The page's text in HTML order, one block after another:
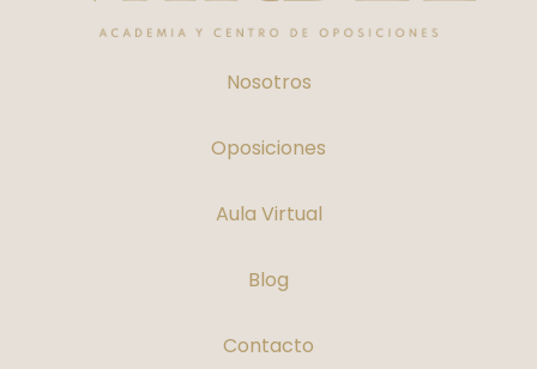
Nosotros
Oposiciones
Aula Virtual
Blog
Contacto